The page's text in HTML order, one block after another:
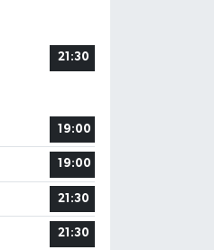
21:30
19:00
19:00
21:30
21:30